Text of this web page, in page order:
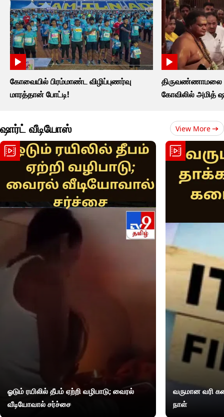
கோவையில் பிரம்மாண்ட விழிப்புணர்வு
மாரத்தான் போட்டி!
திருவண்ணாமலை
கோவிலில் அமித்
ஷார்ட் வீடியோஸ் View More
ஓடும் ரயிலில் தீபம் ஏற்றி வழிபாடு; வைரல்
வீடியோவால் சர்ச்சை
வருமான வரி
நாள்